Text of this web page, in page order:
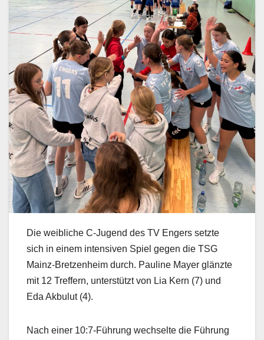
Die weibliche C-Jugend des TV Engers setzte
sich in einem intensiven Spiel gegen die TSG
Mainz-Bretzenheim durch. Pauline Mayer glänzte
mit 12 Treffern, unterstützt von Lia Kern (7) und
Eda Akbulut (4).
Nach einer 10:7-Führung wechselte die Führung